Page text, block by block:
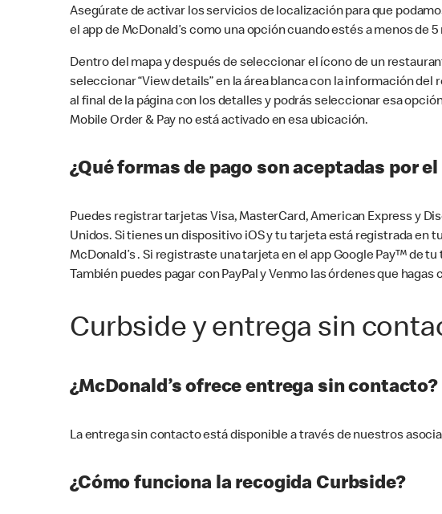
Asegúrate de activar los servicios de localización para que
el app de McDonald’s como una opción cuando estés a menos de
Dentro del mapa y después de seleccionar el ícono de un
seleccionar “View details” en la área blanca con la información
al final de la página con los detalles y podrás seleccionar esa
Mobile Order & Pay no está activado en esa ubicación.
¿Qué formas de pago son aceptadas por el
Puedes registrar tarjetas Visa, MasterCard, American Express y
Unidos. Si tienes un dispositivo iOS y tu tarjeta está registrada en
McDonald’s . Si registraste una tarjeta en el app Google Pay™ de
También puedes pagar con PayPal y Venmo las órdenes que hagas
Curbside y entrega sin
¿McDonald’s ofrece entrega sin contacto?
La entrega sin contacto está disponible a través de nuestros
¿Cómo funciona la recogida Curbside?